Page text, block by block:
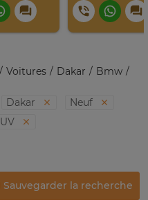
Voitures Dakar Bmw
Dakar
Neuf
Sauvegarder la recherche